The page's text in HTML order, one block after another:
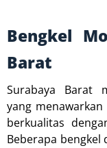
Bengkel
Barat
Surabaya Barat
yang
berkualitas
Beberapa bengkel